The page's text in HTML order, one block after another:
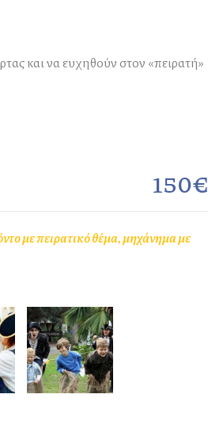
και να ευχηθούν στον «πειρατή»
150€
με πειρατικό θέμα, μηχάνημα με